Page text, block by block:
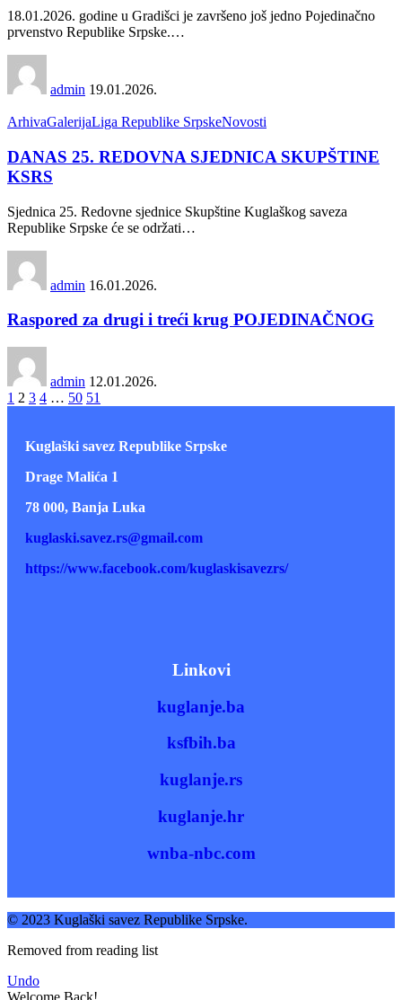
18.01.2026. godine u Gradišci je završeno još jedno Pojedinačno
prvenstvo Republike Srpske.…
admin 19.01.2026.
ArhivaGalerijaLiga Republike SrpskeNovosti
DANAS 25. REDOVNA SJEDNICA SKUPŠTINE
KSRS
Sjednica 25. Redovne sjednice Skupštine Kuglaškog saveza
Republike Srpske će se održati…
admin 16.01.2026.
Raspored za drugi i treći krug POJEDINAČNOG
admin 12.01.2026.
1 2 3 4 … 50 51
Kuglaški savez Republike Srpske
Drage Malića 1
78 000, Banja Luka
kuglaski.savez.rs@gmail.com
https://www.facebook.com/kuglaskisavezrs/
Linkovi
kuglanje.ba
ksfbih.ba
kuglanje.rs
kuglanje.hr
wnba-nbc.com
© 2023 Kuglaški savez Republike Srpske.
Removed from reading list
Undo